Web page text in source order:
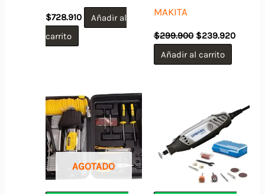
$728.910
Añadir al
carrito
MAKITA
$299.900 El
precio
original
era:
$239.920El
precio
Añadir al carrito
AGOTADO